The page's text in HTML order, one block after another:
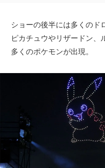
ショーの後半には多くのド
ピカチュウやリザードン、
多くのポケモンが出現。